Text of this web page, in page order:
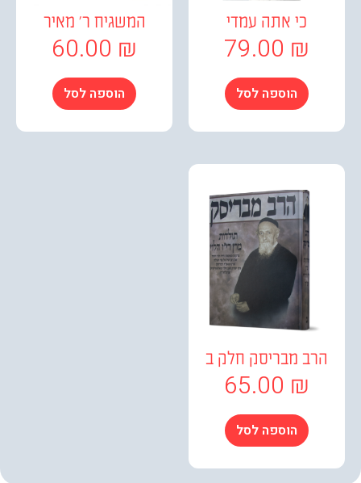
כי אתה עמדי
79.00
הוספה לסל
המשגיח ר' מאיר
60.00
הוספה לסל
מבריסק חלק ב
65.00
הוספה לסל